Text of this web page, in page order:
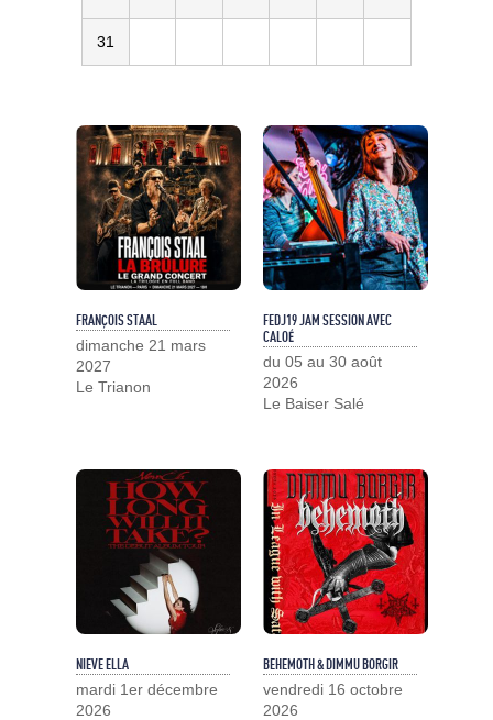
31
FRANÇOIS STAAL
dimanche 21 mars
2027
Le Trianon
FEDJ19 JAM SESSION AVEC
CALOÉ
du 05 au 30 août
2026
Le Baiser Salé
NIEVE ELLA
mardi 1er décembre
2026
BEHEMOTH & DIMMU BORGIR
vendredi 16 octobre
2026